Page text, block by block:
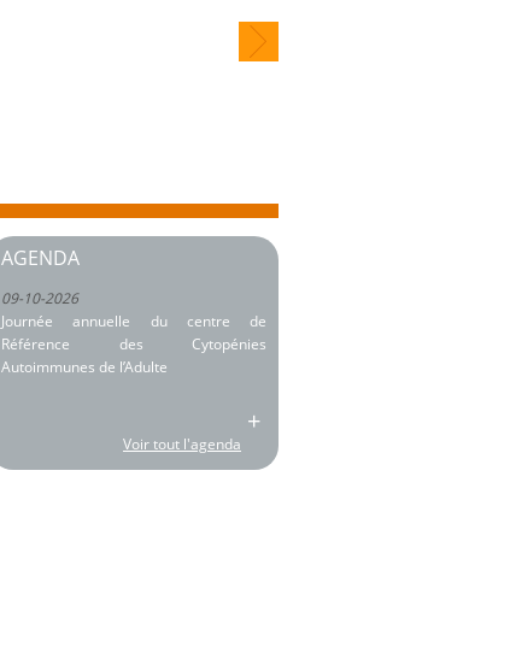
AGENDA
09-10-2026
Journée annuelle du centre de
Référence des Cytopénies
Autoimmunes de l’Adulte
+
Voir tout l'agenda